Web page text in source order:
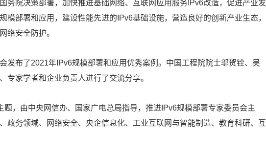
务院决策部署，加快推进基础网络、互联网应用服务IPv6改造，促进产业发
模部署和应用，建设性能先进的IPv6基础设施，营造良好的创新产业生态，
络安全防护。
发布了2021年IPv6规模部署和应用优秀案例。中国工程院院士邬贺铨、吴
专家学者和企业负责人进行了交流分享。
题，由中央网信办、国家广电总局指导，推进IPv6规模部署专家委员会主
政务领域、网络安全、央企信息化、工业互联网与智能制造、教育科研、互